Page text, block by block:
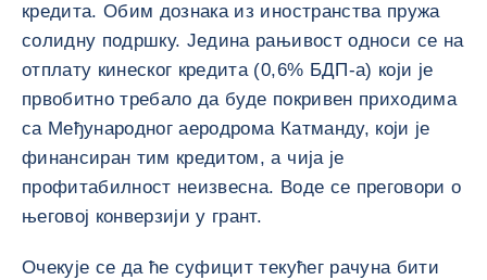
кредита. Обим дознака из иностранства пружа
солидну подршку. Једина рањивост односи се на
отплату кинеског кредита (0,6% БДП-а) који је
првобитно требало да буде покривен приходима
са Међународног аеродрома Катманду, који је
финансиран тим кредитом, а чија је
профитабилност неизвесна. Воде се преговори о
његовој конверзији у грант.
Очекује се да ће суфицит текућег рачуна бити